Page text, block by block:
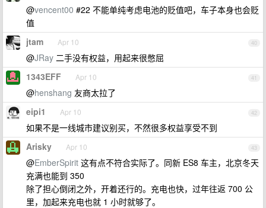
@vencent00 #22 不能单纯考虑电池的贬值吧，车子本身也会贬
值
40
jtam Apr 10
@JRay 二手没有权益，用起来很憋屈
41
1343EFF Apr 10
@henshang 友商太拉了
42
eipi1 Apr 10
如果不是一线城市建议别买，不然很多权益享受不到
43
Arisky Apr 10
@EmberSpirit 这有点不符合实际了。同新 ES8 车主，北京冬天
充满也能到 350
除了担心倒闭之外，开着还行的。充电也快，过年往返 700 公
里，加起来充电也就 1 小时就够了。